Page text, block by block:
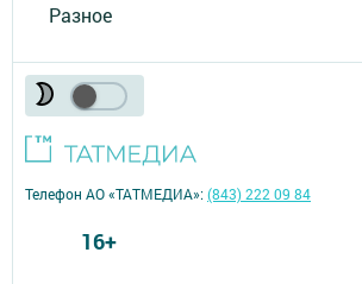
Разное
Телефон АО «ТАТМЕДИА»:(843) 222 09 84
16+